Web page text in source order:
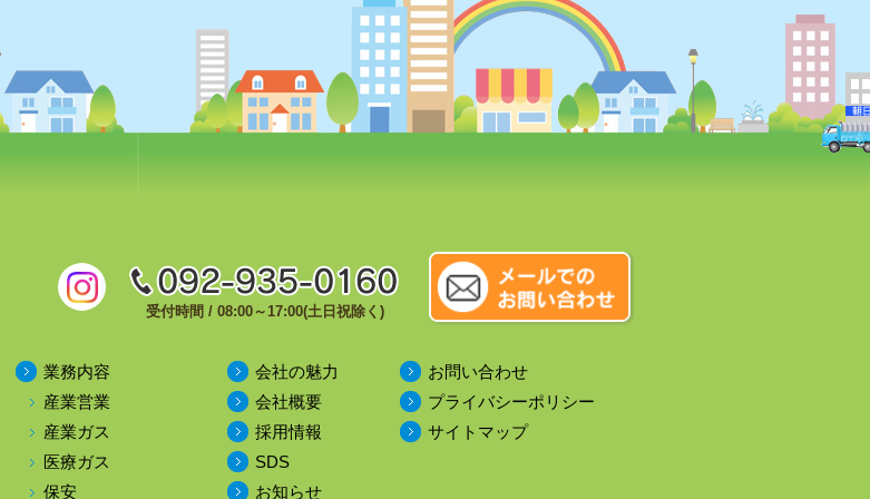
受付時間 / 08:00～17:00(土日祝除く)
業務内容
産業営業
産業ガス
医療ガス
保安
会社の魅力
会社概要
採用情報
SDS
お知らせ
お問い合わせ
プライバシーポリシー
サイトマップ